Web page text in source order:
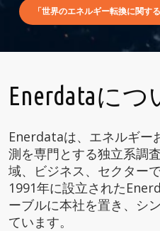
「世界のエネルギー転換に関す
Enerdataにつ
Enerdataは、エネルギー
測を専門とする独立系調
域、ビジネス、セクター
1991年に設立された
ーブルに本社を置き、シ
ています。